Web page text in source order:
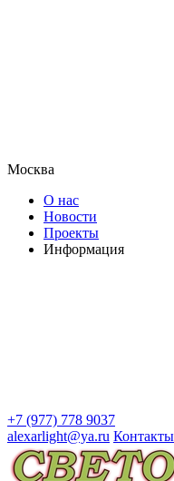
Москва
О нас
Новости
Проекты
Информация
+7 (977) 778 9037
alexarlight@ya.ru Контакты